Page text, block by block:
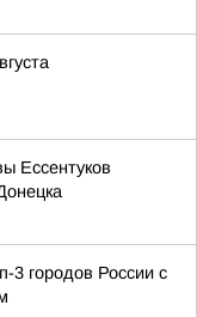
Ессентуков
3 городов России с